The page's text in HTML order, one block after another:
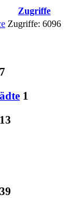
Zugriffe
Zugriffe: 6096
7
1
13
39